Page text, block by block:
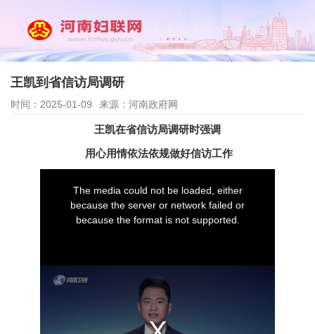
王凯到省信访局调研
时间：2025-01-09 来源：河南政府网
王凯在省信访局调研时强调
用心用情依法依规做好信访工作